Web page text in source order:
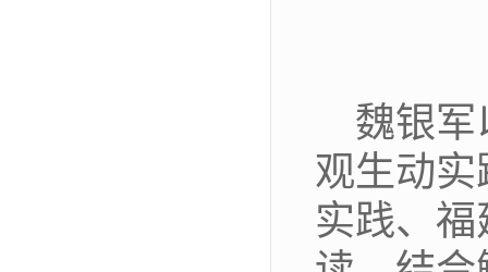
魏银军
观生动实
实践、